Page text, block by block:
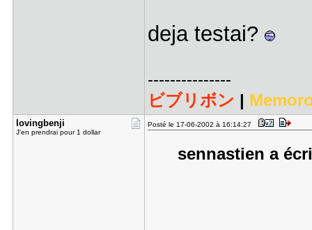
deja testai?
---------------
ビブリボン |
lovingbenj​i
J'en prendrai pour 1 dollar
Posté le 17-06-2002 à 16:14:27
sennastien a